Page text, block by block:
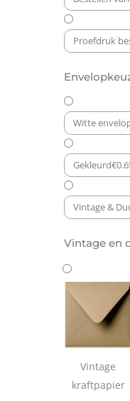
Proefdruk
Witte
Gekleurd€
Vintage &
Vintage en
Vintage
kraftpapier